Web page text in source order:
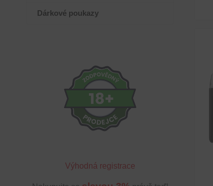
Dárkové poukazy
Výhodná registrace